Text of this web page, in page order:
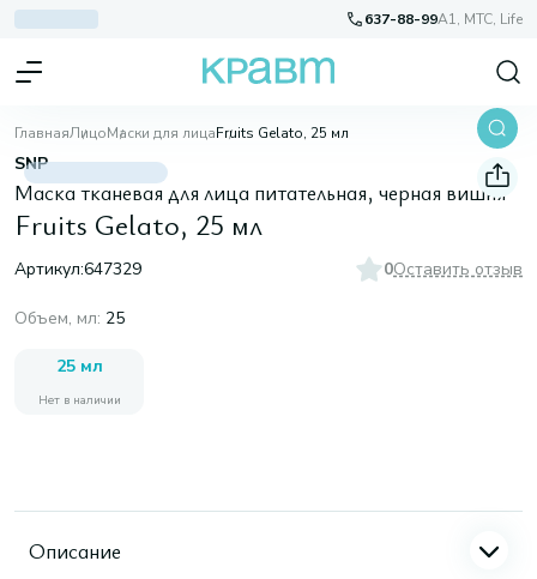
637-88-99A1, МТС, Life
ГлавнаяЛицоМаски для лицаFruits Gelato, 25 мл
SNP
Маска тканевая для лица питательная, черная вишня
Fruits Gelato, 25 мл
Артикул:647329 0Оставить отзыв
Объем, мл: 25
25 мл
Нет в наличии
Описание